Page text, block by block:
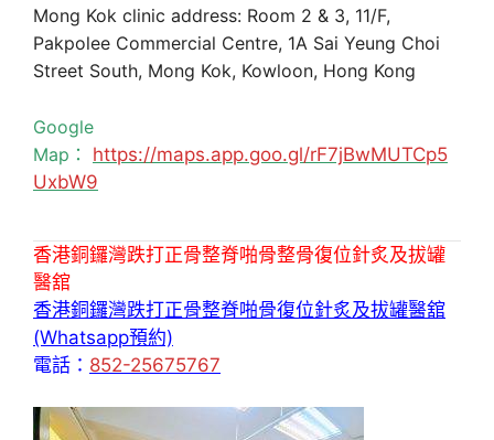
Mong Kok clinic address: Room 2 & 3, 11/F,
Pakpolee Commercial Centre, 1A Sai Yeung Choi
Street South, Mong Kok, Kowloon, Hong Kong
Google
Map： https://maps.app.goo.gl/rF7jBwMUTCp5
UxbW9
香港銅鑼灣跌打正骨整脊啪骨整骨復位針炙及拔罐
醫舘
香港銅鑼灣跌打正骨整脊啪骨復位針炙及拔罐醫舘
(Whatsapp預約)
電話： 852-25675767